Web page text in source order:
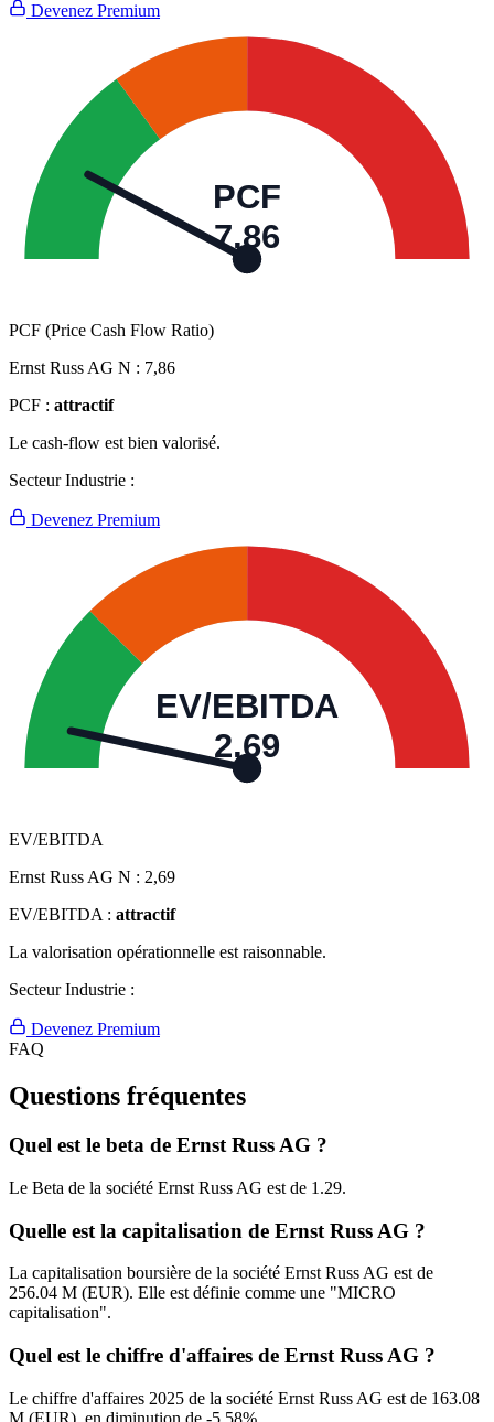
Devenez Premium
PCF
7,86
PCF (Price Cash Flow Ratio)
Ernst Russ AG N : 7,86
PCF : attractif
Le cash-flow est bien valorisé.
Secteur Industrie :
Devenez Premium
EV/EBITDA
2,69
EV/EBITDA
Ernst Russ AG N : 2,69
EV/EBITDA : attractif
La valorisation opérationnelle est raisonnable.
Secteur Industrie :
Devenez Premium
FAQ
Questions fréquentes
Quel est le beta de Ernst Russ AG ?
Le Beta de la société Ernst Russ AG est de 1.29.
Quelle est la capitalisation de Ernst Russ AG ?
La capitalisation boursière de la société Ernst Russ AG est de
256.04 M (EUR). Elle est définie comme une "MICRO
capitalisation".
Quel est le chiffre d'affaires de Ernst Russ AG ?
Le chiffre d'affaires 2025 de la société Ernst Russ AG est de 163.08
M (EUR), en diminution de -5.58%.